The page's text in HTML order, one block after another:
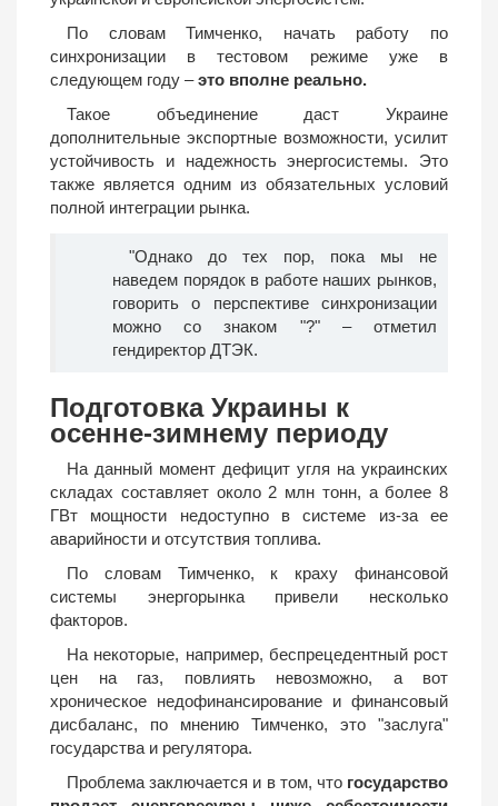
По словам Тимченко, начать работу по
синхронизации в тестовом режиме уже в
следующем году –это вполне реально.
Такое объединение даст Украине
дополнительные экспортные возможности, усилит
устойчивость и надежность энергосистемы. Это
также является одним из обязательных условий
полной интеграции рынка.
"Однако до тех пор, пока мы не
наведем порядок в работе наших рынков,
говорить о перспективе синхронизации
можно со знаком "?" – отметил
гендиректор ДТЭК.
Подготовка Украины к
осенне-зимнему периоду
На данный момент дефицит угля на украинских
складах составляет около 2 млн тонн, а более 8
ГВт мощности недоступно в системе из-за ее
аварийности и отсутствия топлива.
По словам Тимченко, к краху финансовой
системы энергорынка привели несколько
факторов.
На некоторые, например, беспрецедентный рост
цен на газ, повлиять невозможно, а вот
хроническое недофинансирование и финансовый
дисбаланс, по мнению Тимченко, это "заслуга"
государства и регулятора.
Проблема заключается и в том, чтогосударство